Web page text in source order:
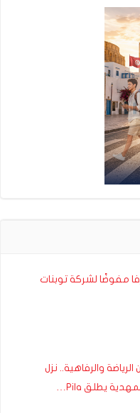
مفوضًا لشركة توبنات
والرفاهية.. نزل